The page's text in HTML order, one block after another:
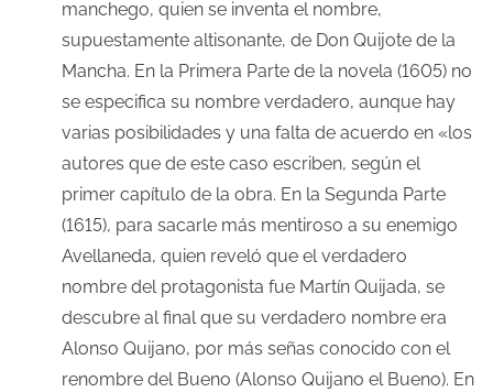
manchego, quien se inventa el nombre,
supuestamente altisonante, de Don Quijote de la
Mancha. En la Primera Parte de la novela (1605) no
se especifica su nombre verdadero, aunque hay
varias posibilidades y una falta de acuerdo en «los
autores que de este caso escriben, según el
primer capítulo de la obra. En la Segunda Parte
(1615), para sacarle más mentiroso a su enemigo
Avellaneda, quien reveló que el verdadero
nombre del protagonista fue Martín Quijada, se
descubre al final que su verdadero nombre era
Alonso Quijano, por más señas conocido con el
renombre del Bueno (Alonso Quijano el Bueno). En